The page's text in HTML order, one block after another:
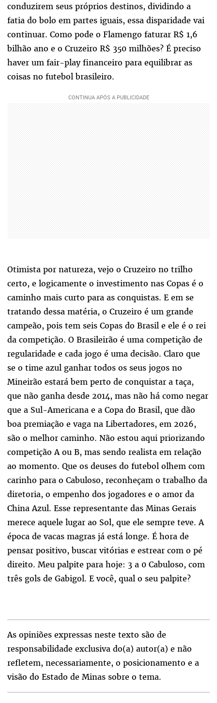
conduzirem seus próprios destinos, dividindo a
fatia do bolo em partes iguais, essa disparidade vai
continuar. Como pode o Flamengo faturar R$ 1,6
bilhão ano e o Cruzeiro R$ 350 milhões? É preciso
haver um fair-play financeiro para equilibrar as
coisas no futebol brasileiro.
Otimista por natureza, vejo o Cruzeiro no trilho
certo, e logicamente o investimento nas Copas é o
caminho mais curto para as conquistas. E em se
tratando dessa matéria, o Cruzeiro é um grande
campeão, pois tem seis Copas do Brasil e ele é o rei
da competição. O Brasileirão é uma competição de
regularidade e cada jogo é uma decisão. Claro que
se o time azul ganhar todos os seus jogos no
Mineirão estará bem perto de conquistar a taça,
que não ganha desde 2014, mas não há como negar
que a Sul-Americana e a Copa do Brasil, que dão
boa premiação e vaga na Libertadores, em 2026,
são o melhor caminho. Não estou aqui priorizando
competição A ou B, mas sendo realista em relação
ao momento. Que os deuses do futebol olhem com
carinho para o Cabuloso, reconheçam o trabalho da
diretoria, o empenho dos jogadores e o amor da
China Azul. Esse representante das Minas Gerais
merece aquele lugar ao Sol, que ele sempre teve. A
época de vacas magras já está longe. É hora de
pensar positivo, buscar vitórias e estrear com o pé
direito. Meu palpite para hoje: 3 a 0 Cabuloso, com
três gols de Gabigol. E você, qual o seu palpite?
As opiniões expressas neste texto são de
responsabilidade exclusiva do(a) autor(a) e não
refletem, necessariamente, o posicionamento e a
visão do Estado de Minas sobre o tema.